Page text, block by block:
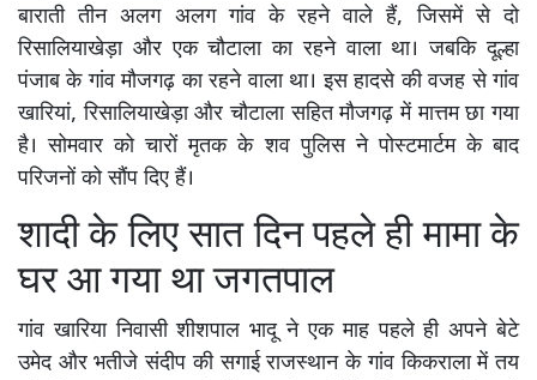
बाराती तीन अलग अलग गांव के रहने वाले हैं, जिसमें से दो
रिसालियाखेड़ा और एक चौटाला का रहने वाला था। जबकि दूल्हा
पंजाब के गांव मौजगढ़ का रहने वाला था। इस हादसे की वजह से गांव
खारियां, रिसालियाखेड़ा और चौटाला सहित मौजगढ़ में मात्तम छा गया
है। सोमवार को चारों मृतक के शव पुलिस ने पोस्टमार्टम के बाद
परिजनों को सौंप दिए हैं।
शादी के लिए सात दिन पहले ही मामा के
घर आ गया था जगतपाल
गांव खारिया निवासी शीशपाल भादू ने एक माह पहले ही अपने बेटे
उमेद और भतीजे संदीप की सगाई राजस्थान के गांव किकराला में तय